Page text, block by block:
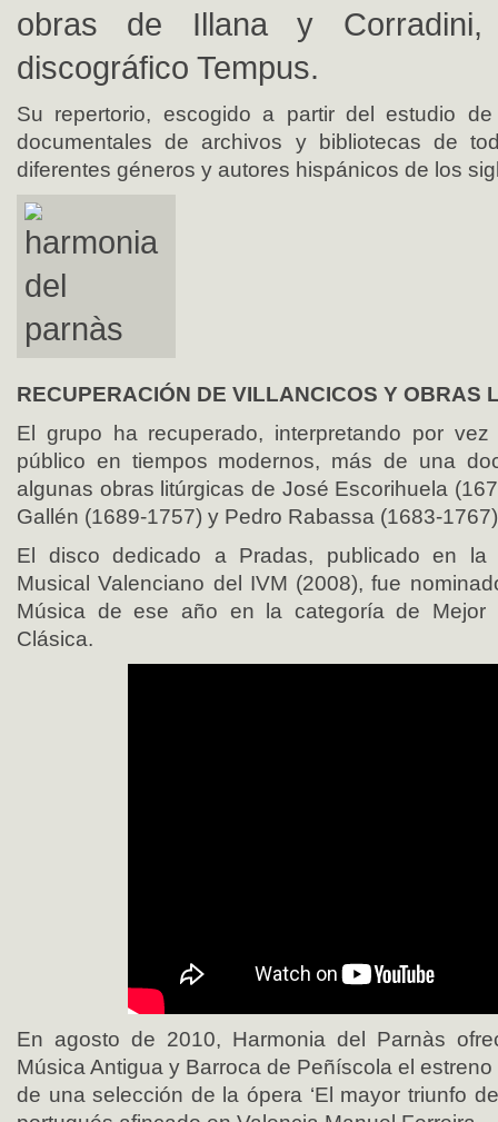
obras de Illana y
discográfico Tempus.
Su repertorio, escogido a partir del estudio
documentales de archivos y bibliotecas de
diferentes géneros y autores hispánicos de los
RECUPERACIÓN DE VILLANCICOS Y OBRAS
El grupo ha recuperado, interpretando por
público en tiempos modernos, más de una
algunas obras litúrgicas de José Escorihuela
Gallén (1689-1757) y Pedro Rabassa (1683-
El disco dedicado a Pradas, publicado en la
Musical Valenciano del IVM (2008), fue
Música de ese año en la categoría de Mejor
Clásica.
En agosto de 2010, Harmonia del Parnàs
Música Antigua y Barroca de Peñíscola el
de una selección de la ópera ‘El mayor triunfo